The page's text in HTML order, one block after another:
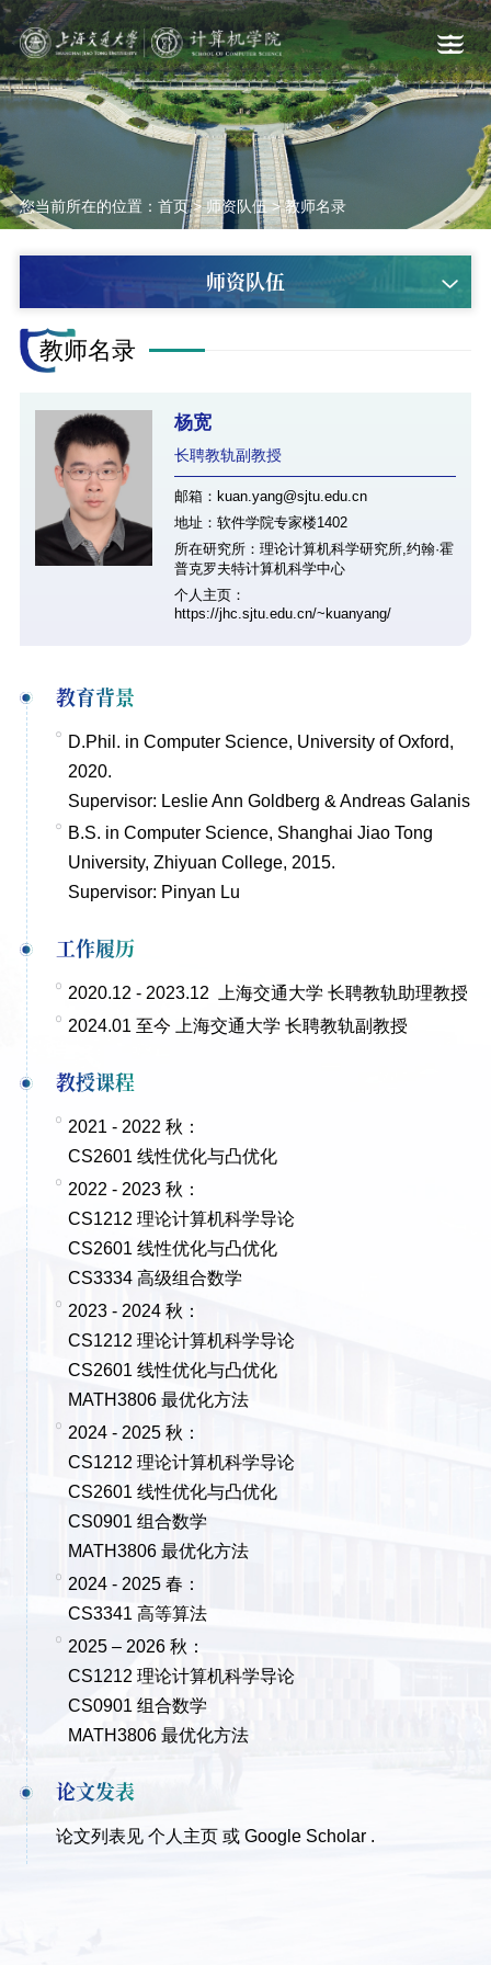
您当前所在的位置： 首页>师资队伍>教师名录
师资队伍
教师名录
杨宽
长聘教轨副教授
邮箱：kuan.yang@sjtu.edu.cn
地址：软件学院专家楼1402
所在研究所：理论计算机科学研究所,约翰·霍
普克罗夫特计算机科学中心
个人主页：
https://jhc.sjtu.edu.cn/~kuanyang/
教育背景
D.Phil. in Computer Science, University of Oxford,
2020.
Supervisor: Leslie Ann Goldberg & Andreas Galanis
B.S. in Computer Science, Shanghai Jiao Tong
University, Zhiyuan College, 2015.
Supervisor: Pinyan Lu
工作履历
2020.12 - 2023.12 上海交通大学 长聘教轨助理教授
2024.01 至今 上海交通大学 长聘教轨副教授
教授课程
2021 - 2022 秋：
CS2601 线性优化与凸优化
2022 - 2023 秋：
CS1212 理论计算机科学导论
CS2601 线性优化与凸优化
CS3334 高级组合数学
2023 - 2024 秋：
CS1212 理论计算机科学导论
CS2601 线性优化与凸优化
MATH3806 最优化方法
2024 - 2025 秋：
CS1212 理论计算机科学导论
CS2601 线性优化与凸优化
CS0901 组合数学
MATH3806 最优化方法
2024 - 2025 春：
CS3341 高等算法
2025 – 2026 秋：
CS1212 理论计算机科学导论
CS0901 组合数学
MATH3806 最优化方法
论文发表
论文列表见 个人主页或 Google Scholar.